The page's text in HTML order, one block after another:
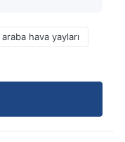
araba hava yayları